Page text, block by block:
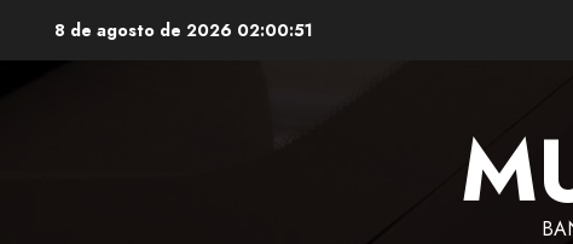
8 de agosto de 2026 02:00:52